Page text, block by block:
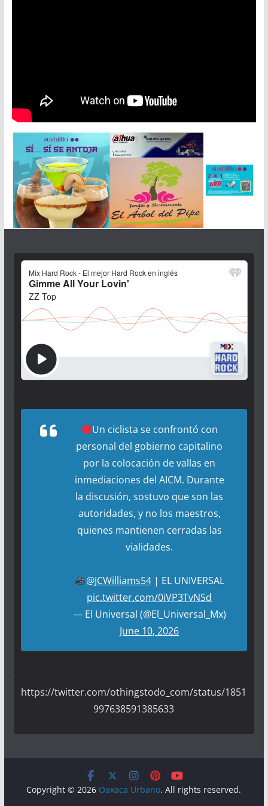
Un ciclista se confrontó con
personal del gobierno capitalino
por la colocación de vallas en
inmediaciones del AICM. Durante
la discusión, sostuvo que son las
autoridades, y no los maestros,
quienes mantienen cerradas las
vialidades.
@JCWilliams54| EL UNIVERSAL
pic.twitter.com/0iVP3TvNSd
— El Universal (@El_Universal_Mx)
June 10, 2026
https://twitter.com/othingstodo_com/status/1851
997638591385633
Copyright © 2026 Oaxaca Urbano. All rights reserved.